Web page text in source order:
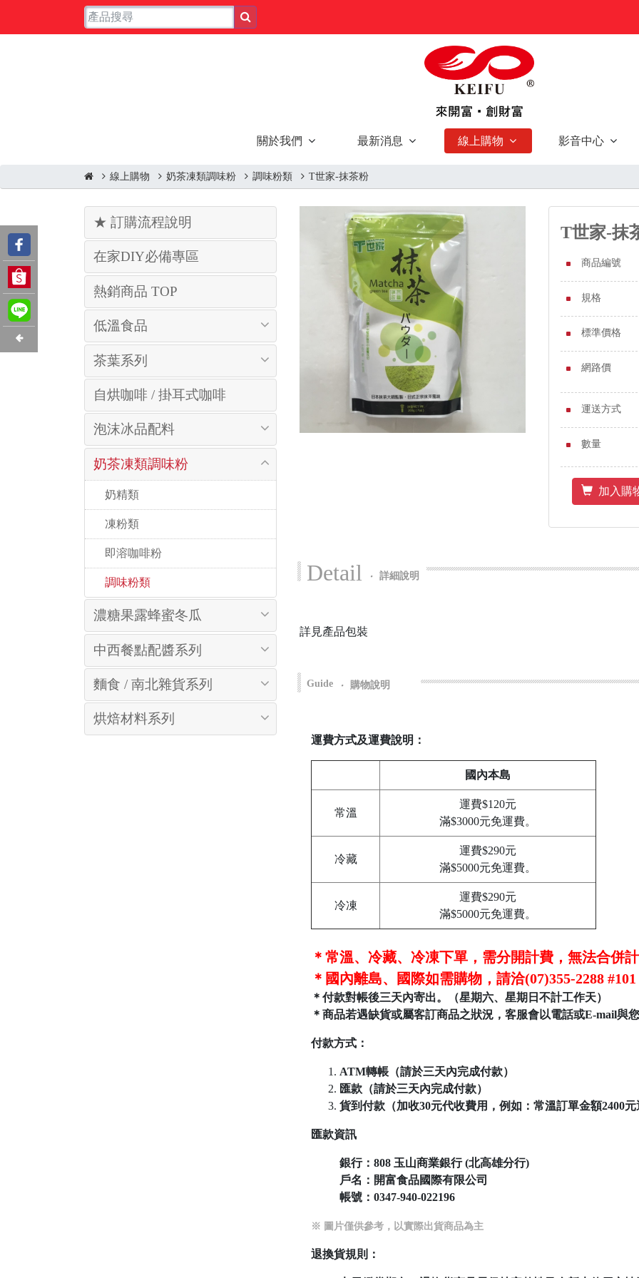
關於我們 最新消息 線上購物 影音中心
線上購物 奶茶凍類調味粉 調味粉類 T世家-抹茶粉
★ 訂購流程說明
在家DIY必備專區
熱銷商品 TOP
低溫食品
茶葉系列
自烘咖啡 / 掛耳式咖啡
泡沫冰品配料
奶茶凍類調味粉
奶精類
凍粉類
即溶咖啡粉
調味粉類
濃糖果露蜂蜜冬瓜
中西餐點配醬系列
麵食 / 南北雜貨系列
烘焙材料系列
T世家-抹
商品編號
規格
標準價格
網路價
運送方式
數量
加入購
Detail ‧ 詳細說明
詳見產品包裝
Guide ‧ 購物說明
運費方式及運費說明：
國內本島
常溫
運費$120元
滿$3000元免運費。
冷藏
運費$290元
滿$5000元免運費。
冷凍
運費$290元
滿$5000元免運費。
＊常溫、冷藏、冷凍下單，需分開計費，無法合併
＊國內離島、國際如需購物，請洽(07)355-2288
＊付款對帳後三天內寄出。（星期六、星期日不計工作天）
＊商品若遇缺貨或屬客訂商品之狀況，客服會以電話或E-mail與
付款方式：
ATM轉帳（請於三天內完成付款）
匯款（請於三天內完成付款）
貨到付款（加收30元代收費用，例如：常溫訂單金額2400元
匯款資訊
銀行：808 玉山商業銀行 (北高雄分行)
戶名：開富食品國際有限公司
帳號： 0347-940-022196
※ 圖片僅供參考，以實際出貨商品為主
退換貨規則：